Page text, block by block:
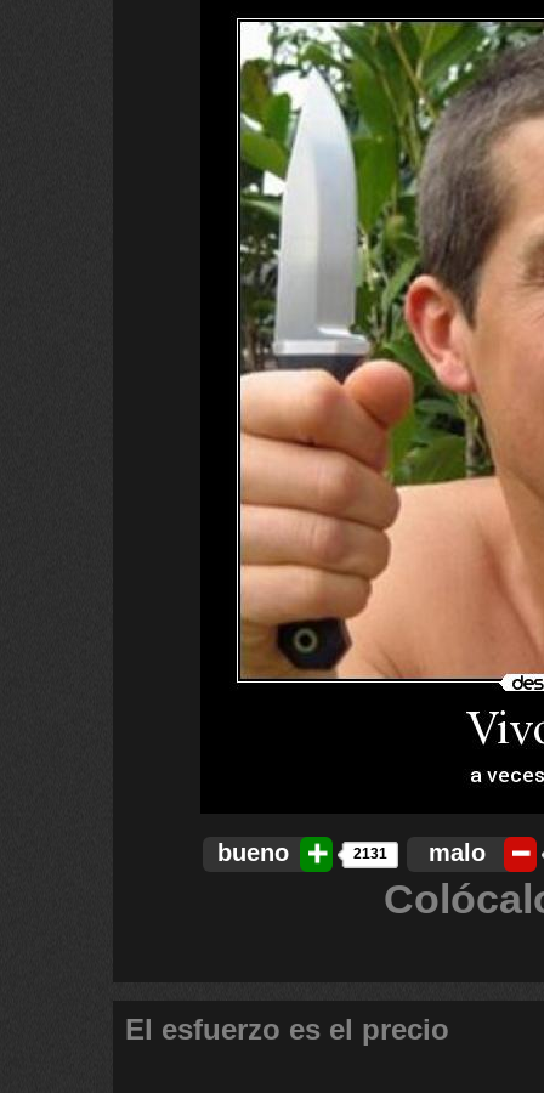
bueno 2131 malo
El esfuerzo es el precio